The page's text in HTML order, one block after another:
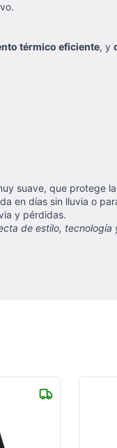
térmico eficiente, y
suave, que protege
en días sin lluvia o
y pérdidas.
de estilo,